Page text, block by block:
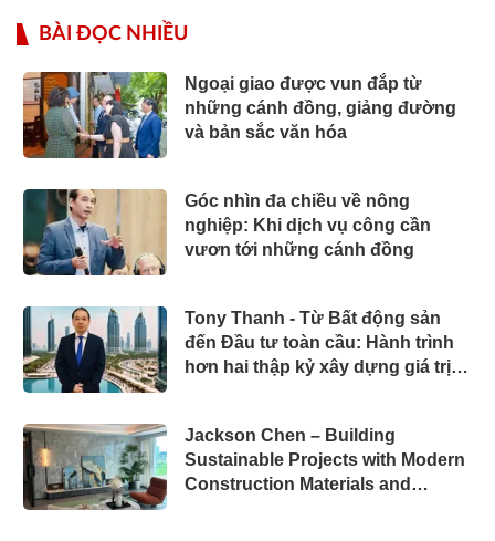
BÀI ĐỌC NHIỀU
Ngoại giao được vun đắp từ
những cánh đồng, giảng đường
và bản sắc văn hóa
Góc nhìn đa chiều về nông
nghiệp: Khi dịch vụ công cần
vươn tới những cánh đồng
Tony Thanh - Từ Bất động sản
đến Đầu tư toàn cầu: Hành trình
hơn hai thập kỷ xây dựng giá trị
Jackson Chen – Building
Sustainable Projects with Modern
Construction Materials and